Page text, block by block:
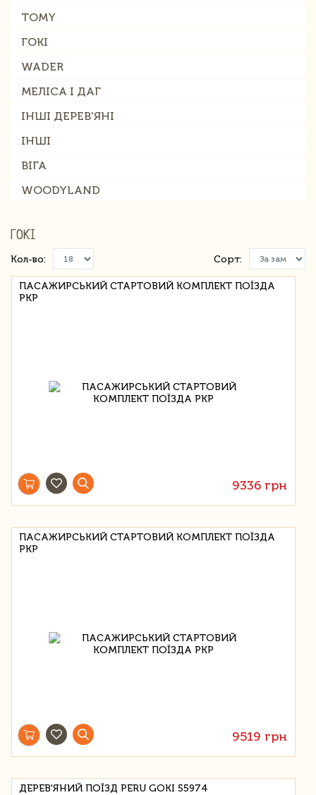
TOMY
ГОКІ
WADER
МЕЛІСА І ДАГ
ІНШІ ДЕРЕВ'ЯНІ
ІНШІ
ВІГА
WOODYLAND
ГОКІ
Кол-во: Сорт:
ПАСАЖИРСЬКИЙ СТАРТОВИЙ КОМПЛЕКТ ПОЇЗДА
PKP
9336 грн
ПАСАЖИРСЬКИЙ СТАРТОВИЙ КОМПЛЕКТ ПОЇЗДА
PKP
9519 грн
ДЕРЕВ'ЯНИЙ ПОЇЗД PERU GOKI 55974